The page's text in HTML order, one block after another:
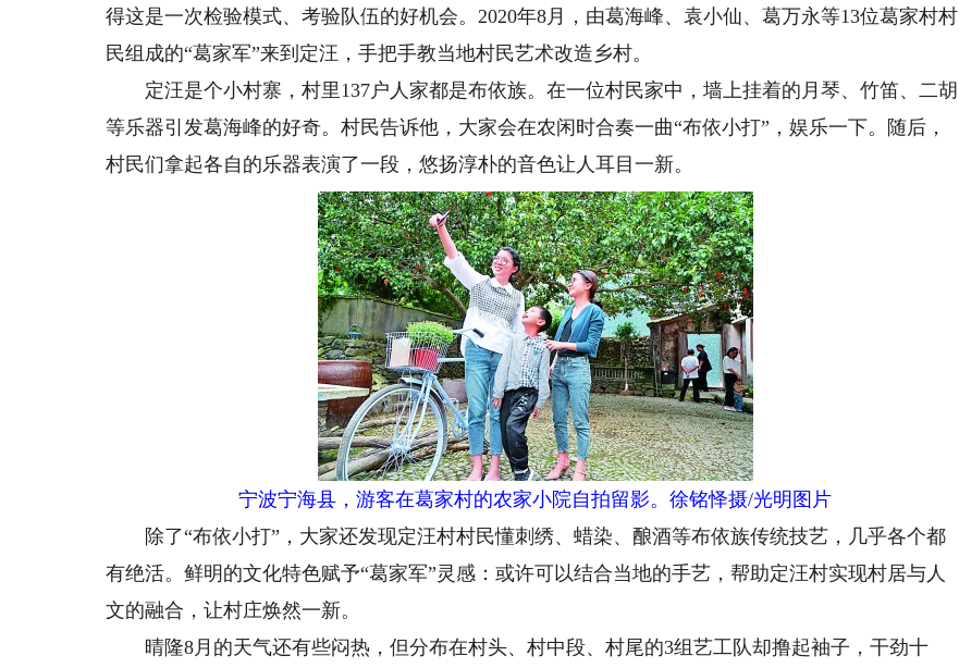
得这是一次检验模式、考验队伍的好机会。2020年8月，由葛海峰、袁小仙、葛万永等13位葛家村村
民组成的“葛家军”来到定汪，手把手教当地村民艺术改造乡村。
定汪是个小村寨，村里137户人家都是布依族。在一位村民家中，墙上挂着的月琴、竹笛、二胡
等乐器引发葛海峰的好奇。村民告诉他，大家会在农闲时合奏一曲“布依小打”，娱乐一下。随后，
村民们拿起各自的乐器表演了一段，悠扬淳朴的音色让人耳目一新。
宁波宁海县，游客在葛家村的农家小院自拍留影。徐铭怿摄/光明图片
除了“布依小打”，大家还发现定汪村村民懂刺绣、蜡染、酿酒等布依族传统技艺，几乎各个都
有绝活。鲜明的文化特色赋予“葛家军”灵感：或许可以结合当地的手艺，帮助定汪村实现村居与人
文的融合，让村庄焕然一新。
晴隆8月的天气还有些闷热，但分布在村头、村中段、村尾的3组艺工队却撸起袖子，干劲十